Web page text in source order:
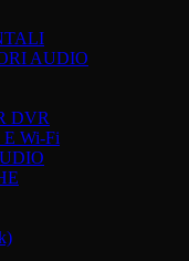
AUDIO
DVR
Wi-Fi